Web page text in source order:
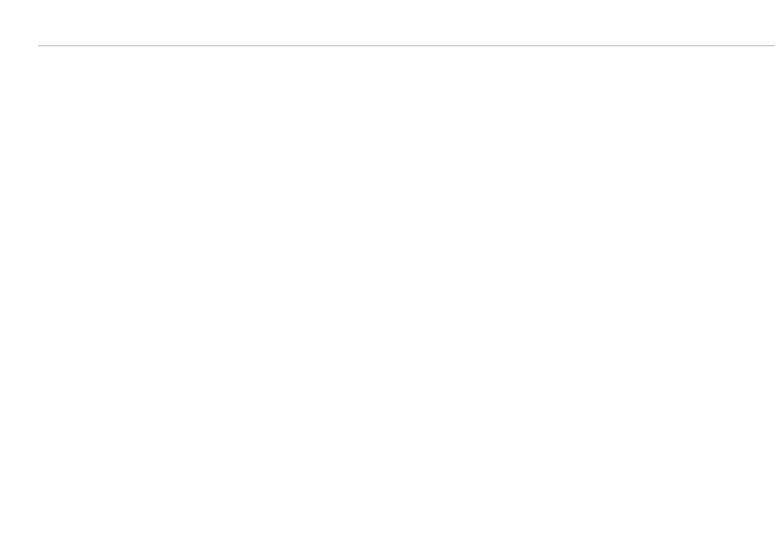
6시간 전 >극한폭염 한풀 꺾이지만…'낮 최고 35도' 무더위, 열대야 계속[다음주